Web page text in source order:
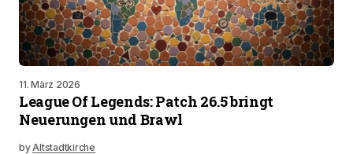
11. März 2026
League Of Legends: Patch 26.5 bringt
Neuerungen und Brawl
byAltstadtkirche